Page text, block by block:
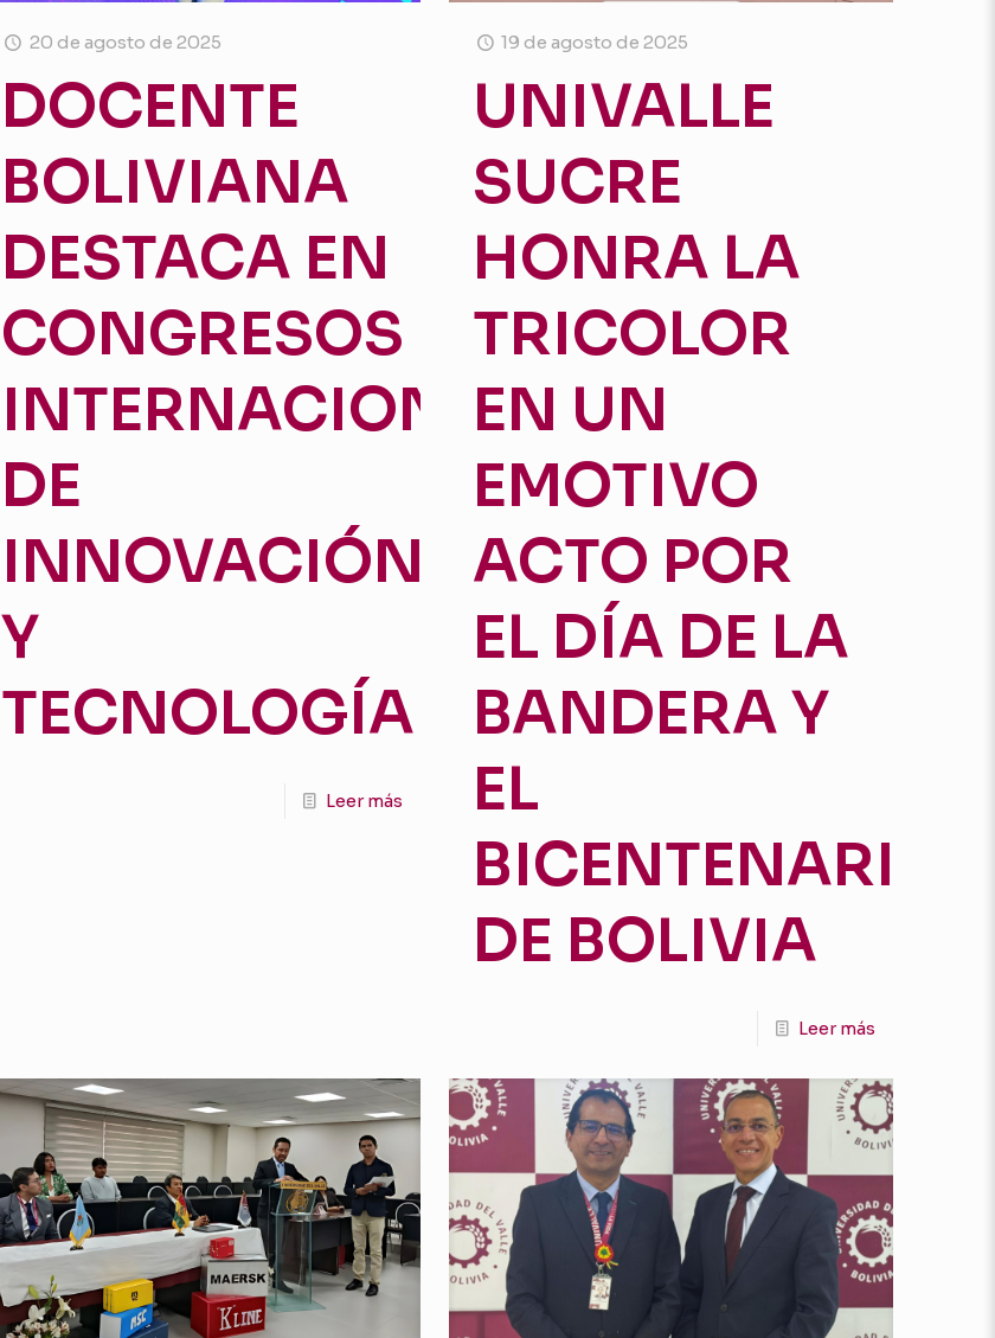
20 de agosto de 2025
DOCENTE
BOLIVIANA
DESTACA EN
CONGRESOS
INTERNACIONALES
DE
INNOVACIÓN
Y
TECNOLOGÍA
Leer más
19 de agosto de 2025
UNIVALLE
SUCRE
HONRA LA
TRICOLOR
EN UN
EMOTIVO
ACTO POR
EL DÍA DE LA
BANDERA Y
EL
BICENTENARIO
DE BOLIVIA
Leer más